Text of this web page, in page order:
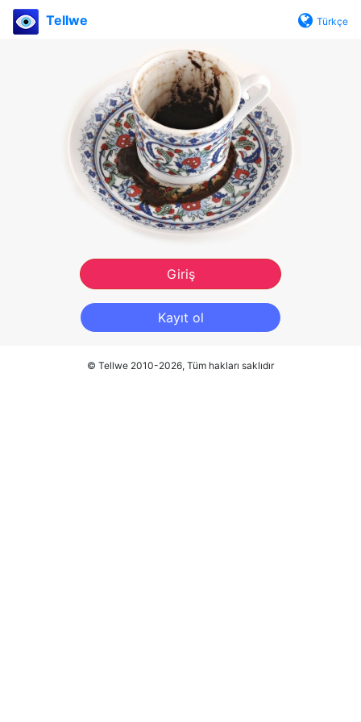
Tellwe Türkçe
Giriş
Kayıt ol
© Tellwe 2010-2026, Tüm hakları saklıdır